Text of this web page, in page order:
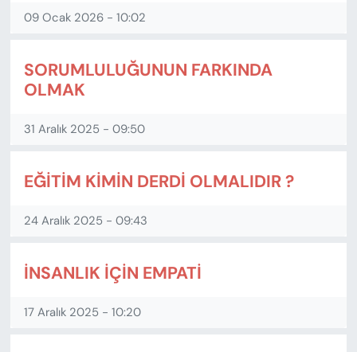
09 Ocak 2026 - 10:02
SORUMLULUĞUNUN FARKINDA
OLMAK
31 Aralık 2025 - 09:50
EĞİTİM KİMİN DERDİ OLMALIDIR ?
24 Aralık 2025 - 09:43
İNSANLIK İÇİN EMPATİ
17 Aralık 2025 - 10:20